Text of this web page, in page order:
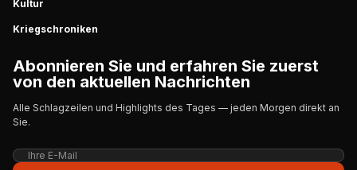
Kultur
Kriegschroniken
Abonnieren Sie und erfahren Sie zuerst
von den aktuellen Nachrichten
Alle Schlagzeilen und Highlights des Tages — jeden Morgen direkt an
Sie.